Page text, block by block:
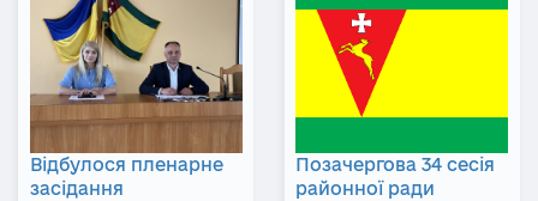
Відбулося пленарне
засідання
Позачергова 34 сесія
районної ради